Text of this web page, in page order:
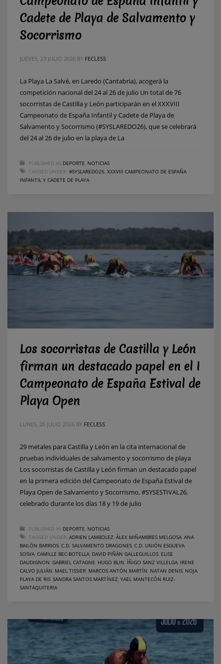
Cadete de Playa de Salvamento y
Socorrismo
JUEVES, 23 JULIO 2026 BY FECLESS
La Playa La Salvé, en Laredo (Cantabria), acogerá la
competición nacional del 24 al 26 de julio Un total de 76
socorristas de Castilla y León participarán en el XXXVIII
Campeonato de España Infantil y Cadete de Playa de
Salvamento y Socorrismo (#SYSLAREDO26), que se celebrará
del 24 al 26 de julio en la playa de La
PUBLISHED IN DEPORTE NOTICIAS
TAGGED UNDER: #SYSLAREDO26 XXXVIII CAMPEONATO DE ESPAÑA
INFANTIL Y CADETE DE PLAYA
Los socorristas de Castilla y León
firman un destacado papel en el I
Campeonato de España Estival de
Playa Open
LUNES, 20 JULIO 2026 BY FECLESS
29 metales para Castilla y León en la cita internacional de
pruebas individuales de salvamento y socorrismo de playa
Los socorristas de Castilla y León firman un destacado papel
en la primera edición del Campeonato de España Estival de
Playa Open de Salvamento y Socorrismo, #SYSESTIVAL26,
celebrado durante los días 18 y 19 de julio
PUBLISHED IN DEPORTE NOTICIAS
TAGGED UNDER: ADRIEN LAMBOLEZ ÁLEX MIÑAMBRES MELGOSA ANA
BAILÓN BARRIOS C.D. SALVAMENTO DRAGONES C.D. UNIÓN ESGUEVA
SOSVA CAMILLE BEC-BOTELLA DAVID PIÑÁN GALLEGUILLOS ELISE
DAUDIGNON GABRIEL CATAGNE HUGO BLIN ÍÑIGO SANZ VILLELGA IRENE
CALVO JULIÁN MAEL TISSIER MARCOS ANTÓN MARTÍN NATAN DENIS NOJA
PLAYA DE RIS SANDRA SANTOS MARTÍNEZ YAEL MANTECÓN RUIZ-
SANTAQUITERIA